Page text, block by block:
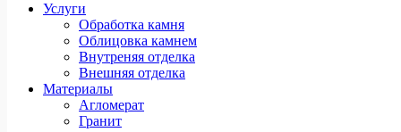
Услуги
Обработка камня
Облицовка камнем
Внутреняя отделка
Внешняя отделка
Материалы
Агломерат
Гранит